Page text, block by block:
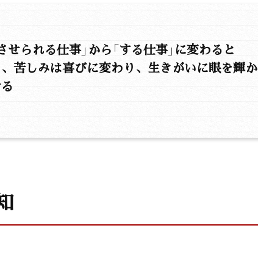
せられる仕事」から「する仕事」に変わると
苦しみは喜びに変わり、生きがいに眼を輝か